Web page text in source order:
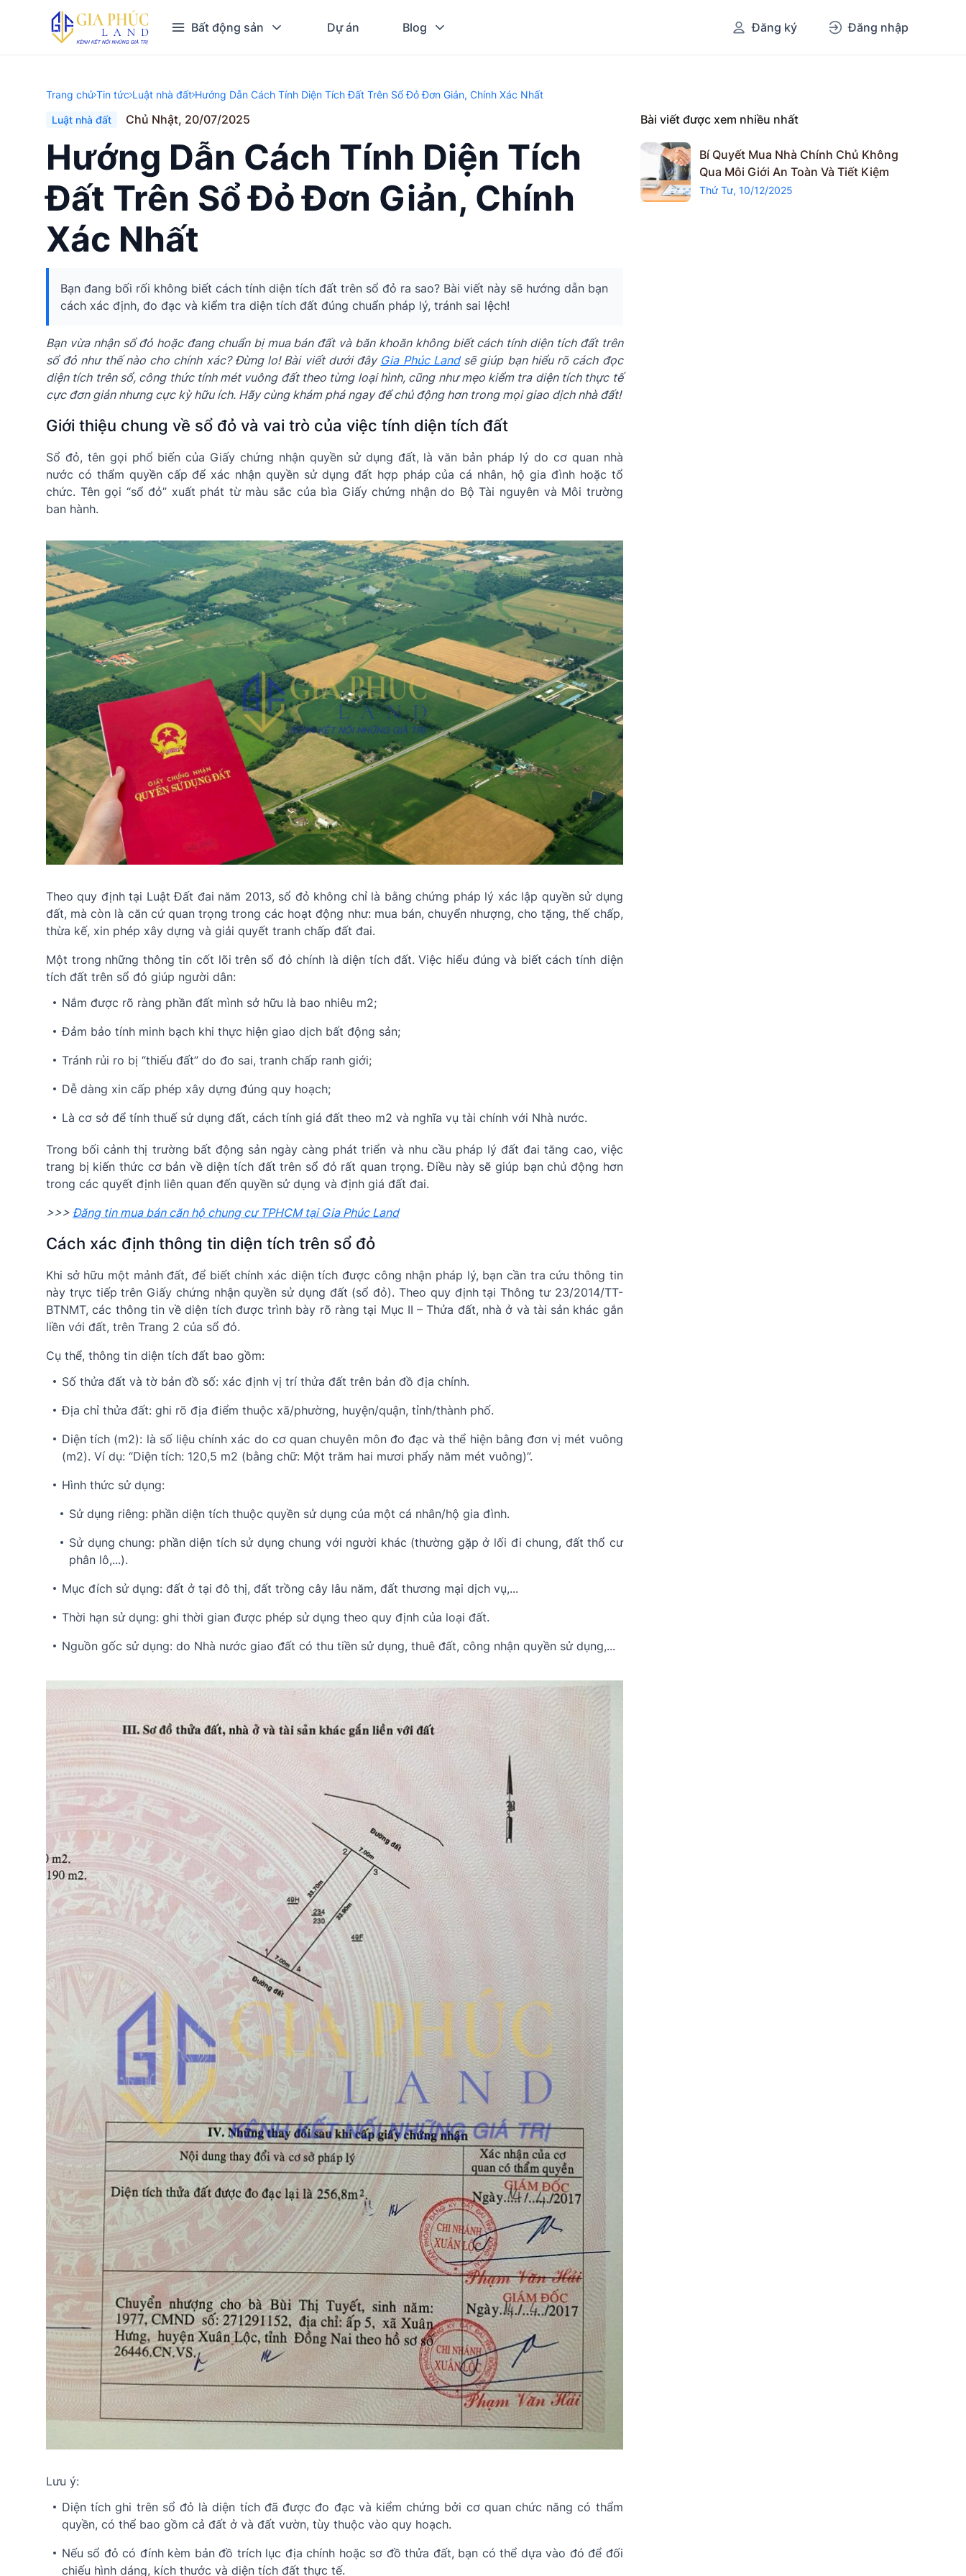
Bất động sản Dự án Blog Đăng ký Đăng nhập
Trang chủ Tin tức Luật nhà đất Hướng Dẫn Cách Tính Diện Tích Đất Trên Sổ Đỏ Đơn Giản, Chính Xác Nhất
Luật nhà đất Chủ Nhật, 20/07/2025
Hướng Dẫn Cách Tính Diện Tích
Đất Trên Sổ Đỏ Đơn Giản, Chính
Xác Nhất
Bạn đang bối rối không biết cách tính diện tích đất trên sổ đỏ ra sao? Bài viết này sẽ hướng dẫn bạn
cách xác định, đo đạc và kiểm tra diện tích đất đúng chuẩn pháp lý, tránh sai lệch!
Bạn vừa nhận sổ đỏ hoặc đang chuẩn bị mua bán đất và băn khoăn không biết cách tính diện tích đất trên
sổ đỏ như thế nào cho chính xác? Đừng lo! Bài viết dưới đây Gia Phúc Landsẽ giúp bạn hiểu rõ cách đọc
diện tích trên sổ, công thức tính mét vuông đất theo từng loại hình, cũng như mẹo kiểm tra diện tích thực tế
cực đơn giản nhưng cực kỳ hữu ích. Hãy cùng khám phá ngay để chủ động hơn trong mọi giao dịch nhà đất!
Giới thiệu chung về sổ đỏ và vai trò của việc tính diện tích đất
Sổ đỏ, tên gọi phổ biến của Giấy chứng nhận quyền sử dụng đất, là văn bản pháp lý do cơ quan nhà
nước có thẩm quyền cấp để xác nhận quyền sử dụng đất hợp pháp của cá nhân, hộ gia đình hoặc tổ
chức. Tên gọi “sổ đỏ” xuất phát từ màu sắc của bìa Giấy chứng nhận do Bộ Tài nguyên và Môi trường
ban hành.
Theo quy định tại Luật Đất đai năm 2013, sổ đỏ không chỉ là bằng chứng pháp lý xác lập quyền sử dụng
đất, mà còn là căn cứ quan trọng trong các hoạt động như: mua bán, chuyển nhượng, cho tặng, thế chấp,
thừa kế, xin phép xây dựng và giải quyết tranh chấp đất đai.
Một trong những thông tin cốt lõi trên sổ đỏ chính là diện tích đất. Việc hiểu đúng và biết cách tính diện
tích đất trên sổ đỏ giúp người dân:
Nắm được rõ ràng phần đất mình sở hữu là bao nhiêu m2;
Đảm bảo tính minh bạch khi thực hiện giao dịch bất động sản;
Tránh rủi ro bị “thiếu đất” do đo sai, tranh chấp ranh giới;
Dễ dàng xin cấp phép xây dựng đúng quy hoạch;
Là cơ sở để tính thuế sử dụng đất, cách tính giá đất theo m2 và nghĩa vụ tài chính với Nhà nước.
Trong bối cảnh thị trường bất động sản ngày càng phát triển và nhu cầu pháp lý đất đai tăng cao, việc
trang bị kiến thức cơ bản về diện tích đất trên sổ đỏ rất quan trọng. Điều này sẽ giúp bạn chủ động hơn
trong các quyết định liên quan đến quyền sử dụng và định giá đất đai.
>>> Đăng tin mua bán căn hộ chung cư TPHCM tại Gia Phúc Land
Cách xác định thông tin diện tích trên sổ đỏ
Khi sở hữu một mảnh đất, để biết chính xác diện tích được công nhận pháp lý, bạn cần tra cứu thông tin
này trực tiếp trên Giấy chứng nhận quyền sử dụng đất (sổ đỏ). Theo quy định tại Thông tư 23/2014/TT-
BTNMT, các thông tin về diện tích được trình bày rõ ràng tại Mục II – Thửa đất, nhà ở và tài sản khác gắn
liền với đất, trên Trang 2 của sổ đỏ.
Cụ thể, thông tin diện tích đất bao gồm:
Số thửa đất và tờ bản đồ số: xác định vị trí thửa đất trên bản đồ địa chính.
Địa chỉ thửa đất: ghi rõ địa điểm thuộc xã/phường, huyện/quận, tỉnh/thành phố.
Diện tích (m2): là số liệu chính xác do cơ quan chuyên môn đo đạc và thể hiện bằng đơn vị mét vuông
(m2). Ví dụ: “Diện tích: 120,5 m2 (bằng chữ: Một trăm hai mươi phẩy năm mét vuông)”.
Hình thức sử dụng:
Sử dụng riêng: phần diện tích thuộc quyền sử dụng của một cá nhân/hộ gia đình.
Sử dụng chung: phần diện tích sử dụng chung với người khác (thường gặp ở lối đi chung, đất thổ cư
phân lô,...).
Mục đích sử dụng: đất ở tại đô thị, đất trồng cây lâu năm, đất thương mại dịch vụ,...
Thời hạn sử dụng: ghi thời gian được phép sử dụng theo quy định của loại đất.
Nguồn gốc sử dụng: do Nhà nước giao đất có thu tiền sử dụng, thuê đất, công nhận quyền sử dụng,...
Lưu ý:
Diện tích ghi trên sổ đỏ là diện tích đã được đo đạc và kiểm chứng bởi cơ quan chức năng có thẩm
quyền, có thể bao gồm cả đất ở và đất vườn, tùy thuộc vào quy hoạch.
Nếu sổ đỏ có đính kèm bản đồ trích lục địa chính hoặc sơ đồ thửa đất, bạn có thể dựa vào đó để đối
chiếu hình dáng, kích thước và diện tích đất thực tế.
Bài viết được xem nhiều nhất
Bí Quyết Mua Nhà Chính Chủ Không
Qua Môi Giới An Toàn Và Tiết Kiệm
Thứ Tư, 10/12/2025